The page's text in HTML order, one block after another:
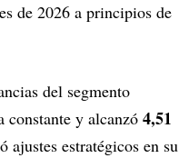
de 2026 a principios de
del segmento
constante y alcanzó 4,51
ajustes estratégicos en su